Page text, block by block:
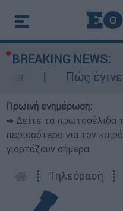
BREAKING NEWS:
Πώς έγινε
Πρωινή ενημέρωση:
➔ Δείτε τα πρωτοσέλιδα
περισσότερα για τον
γιορτάζουν σήμερα
┋ Τηλεόραση ┋